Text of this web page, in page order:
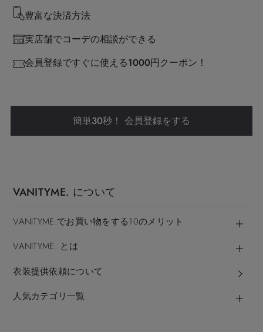
豊富な決済方法
実店舗でコーデの相談ができる
会員登録ですぐに使える1000円クーポン！
簡単30秒！ 会員登録をする
VANITYME. について
VANITYME.でお買い物をする10のメリット
VANITYME. とは
衣装提供依頼について
人気カテゴリ一覧